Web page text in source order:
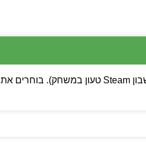
💡 שימו לב: ניתן לבחור בין קוד דיגיטלי (מפתח Steam להפעלה עצמית) לבין משתמש חדש (חשבון Steam טעון במשחק). בוחרים את